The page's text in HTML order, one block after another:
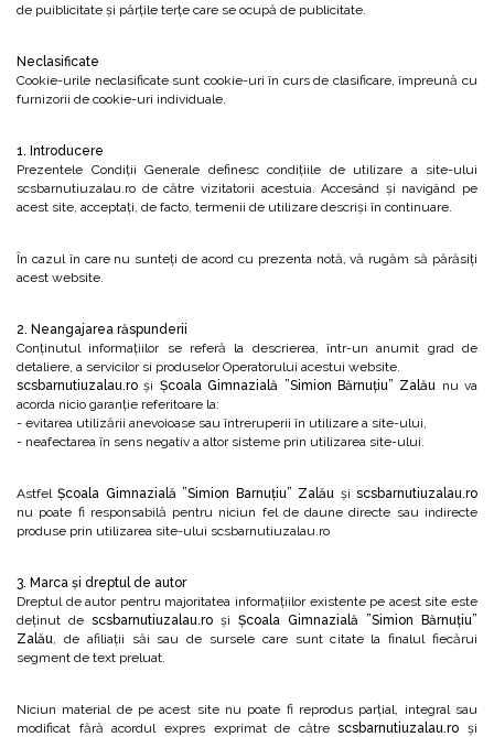
de puiblicitate şi părţile terţe care se ocupă de publicitate.
Neclasificate
Cookie-urile neclasificate sunt cookie-uri în curs de clasificare, împreună cu
furnizorii de cookie-uri individuale.
1. Introducere
Prezentele Condiții Generale definesc condițiile de utilizare a site-ului
scsbarnutiuzalau.ro de către vizitatorii acestuia. Accesând și navigând pe
acest site, acceptați, de facto, termenii de utilizare descriși în continuare.
În cazul în care nu sunteți de acord cu prezenta notă, vă rugăm să părăsiți
acest website.
2. Neangajarea răspunderii
Conținutul informațiilor se referă la descrierea, într-un anumit grad de
detaliere, a servicilor si produselor Operatorului acestui website.
scsbarnutiuzalau.ro și Școala Gimnazială ”Simion Bărnuțiu” Zalău nu va
acorda nicio garanție referitoare la:
- evitarea utilizării anevoioase sau întreruperii în utilizare a site-ului,
- neafectarea în sens negativ a altor sisteme prin utilizarea site-ului.
AstfelȘcoala Gimnazială ”Simion Barnuțiu” Zalău șiscsbarnutiuzalau.ro
nu poate fi responsabilă pentru niciun fel de daune directe sau indirecte
produse prin utilizarea site-ului scsbarnutiuzalau.ro
3. Marca și dreptul de autor
Dreptul de autor pentru majoritatea informațiilor existente pe acest site este
deținut de scsbarnutiuzalau.ro și Școala Gimnazială ”Simion Bărnuțiu”
Zalău, de afiliații săi sau de sursele care sunt citate la finalul fiecărui
segment de text preluat.
Niciun material de pe acest site nu poate fi reprodus parțial, integral sau
modificat fără acordul expres exprimat de cătrescsbarnutiuzalau.ro și